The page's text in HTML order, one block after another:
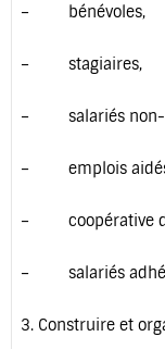
– bénévoles,
– stagiaires,
– salariés non-
– emplois
– coopérative
– salariés
3. Construire et